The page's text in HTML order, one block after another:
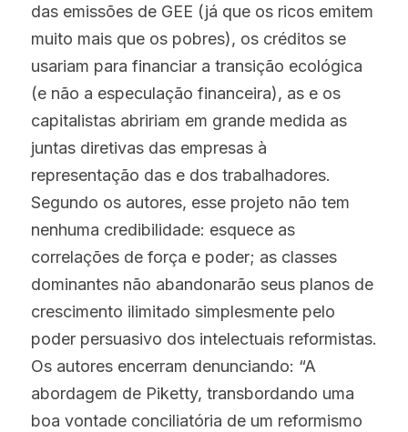
das emissões de GEE (já que os ricos emitem
muito mais que os pobres), os créditos se
usariam para financiar a transição ecológica
(e não a especulação financeira), as e os
capitalistas abririam em grande medida as
juntas diretivas das empresas à
representação das e dos trabalhadores.
Segundo os autores, esse projeto não tem
nenhuma credibilidade: esquece as
correlações de força e poder; as classes
dominantes não abandonarão seus planos de
crescimento ilimitado simplesmente pelo
poder persuasivo dos intelectuais reformistas.
Os autores encerram denunciando: “A
abordagem de Piketty, transbordando uma
boa vontade conciliatória de um reformismo